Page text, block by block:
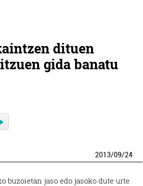
dituen
gida banatu
2013/09/24
buzoietan jaso edo jasoko dute urte